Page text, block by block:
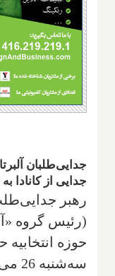
جدایی‌طلبان
جدایی از کانادا
رهبر
(رئیس گروه
حوزه